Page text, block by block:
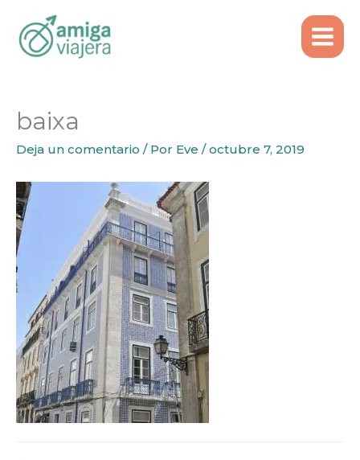
contenido
7 motivos para emigrar a Portugal
baixa
Deja un comentario / Por Eve /octubre 7, 2019